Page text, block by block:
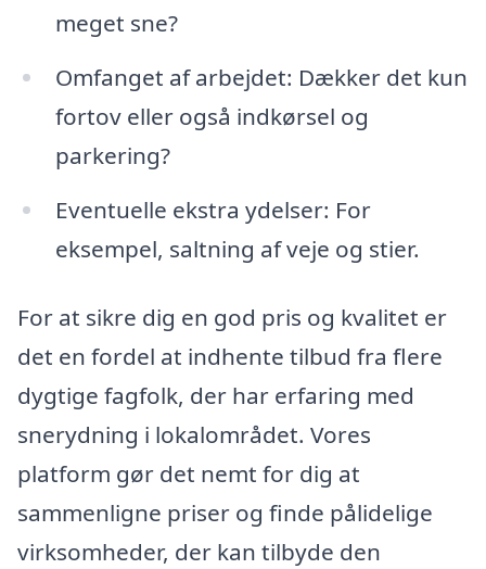
meget sne?
Omfanget af arbejdet: Dækker det kun
fortov eller også indkørsel og
parkering?
Eventuelle ekstra ydelser: For
eksempel, saltning af veje og stier.
For at sikre dig en god pris og kvalitet er
det en fordel at indhente tilbud fra flere
dygtige fagfolk, der har erfaring med
snerydning i lokalområdet. Vores
platform gør det nemt for dig at
sammenligne priser og finde pålidelige
virksomheder, der kan tilbyde den